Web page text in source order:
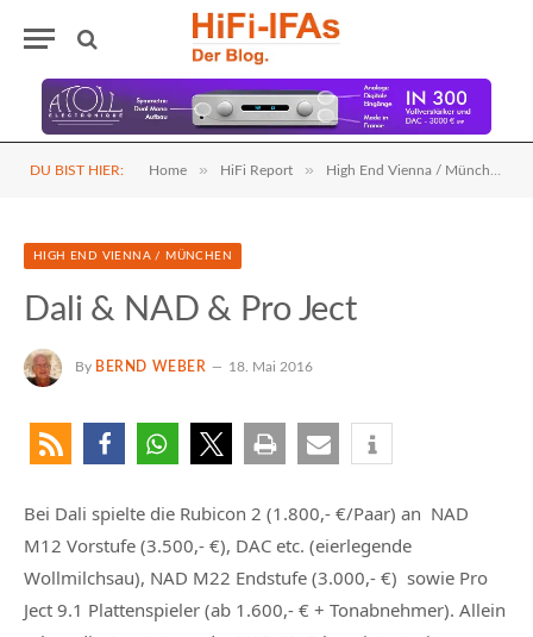
DU BIST HIER: Home » HiFi Report » High End Vienna / München
HIGH END VIENNA / MÜNCHEN
Dali & NAD & Pro Ject
By BERND WEBER 18. Mai 2016
Bei Dali spielte die Rubicon 2 (1.800,- €/Paar) an NAD
M12 Vorstufe (3.500,- €), DAC etc. (eierlegende
Wollmilchsau), NAD M22 Endstufe (3.000,- €) sowie Pro
Ject 9.1 Plattenspieler (ab 1.600,- € + Tonabnehmer). Allein